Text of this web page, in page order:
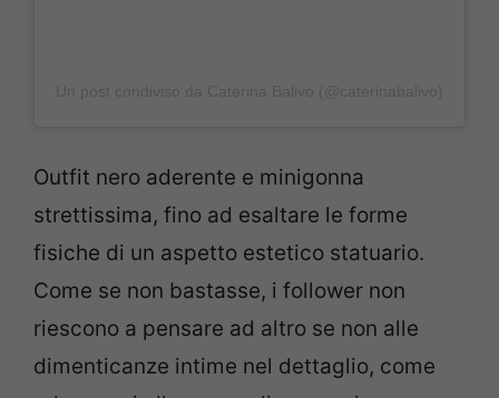
Outfit nero aderente e minigonna
strettissima, fino ad esaltare le forme
fisiche di un aspetto estetico statuario.
Come se non bastasse, i follower non
riescono a pensare ad altro se non alle
dimenticanze intime nel dettaglio, come